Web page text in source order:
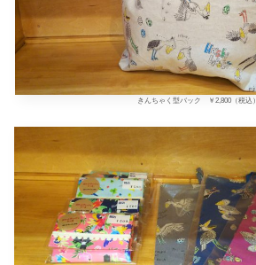
きんちゃく型バック ￥2,800（税込）